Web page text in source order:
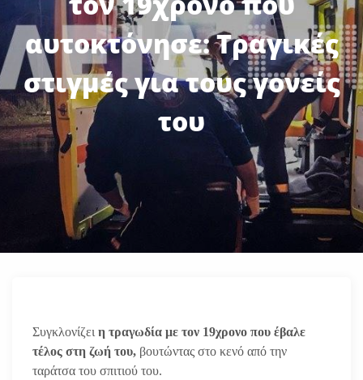
αυτοκτόνησε: Τραγικές
στιγμές για τους γονείς
του
Συγκλονίζει η τραγωδία με τον 19χρονο που έβαλε
τέλος στη ζωή του, βουτώντας στο κενό από την
ταράτσα του σπιτιού του.